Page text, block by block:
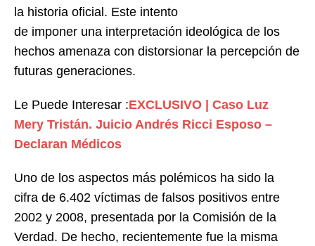
la historia oficial. Este intento
de imponer una interpretación ideológica de los
hechos amenaza con distorsionar la percepción de
futuras generaciones.
Le Puede Interesar :EXCLUSIVO | Caso Luz
Mery Tristán. Juicio Andrés Ricci Esposo –
Declaran Médicos
Uno de los aspectos más polémicos ha sido la
cifra de 6.402 víctimas de falsos positivos entre
2002 y 2008, presentada por la Comisión de la
Verdad. De hecho, recientemente fue la misma